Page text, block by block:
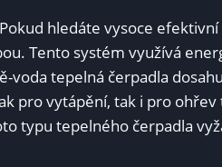
hledáte vysoce
Tento systém využívá
voda tepelná čerpadla
pro vytápění, tak⁤ i ‌pro ohřev‌
typu tepelného⁣ čerpadla